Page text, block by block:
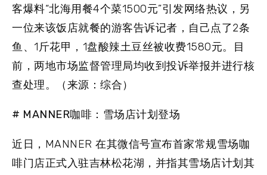
客爆料“北海用餐4个菜1500元”引发网络热议，另
一位来该饭店就餐的游客告诉记者，自己点了2条
鱼、1斤花甲，1盘酸辣土豆丝被收费1580元。目
前，两地市场监督管理局均收到投诉举报并进行核
查处理。（来源：综合）
# MANNER咖啡：雪场店计划登场
近日，MANNER 在其微信号宣布首家常规雪场咖
啡门店正式入驻吉林松花湖，并指其雪场店计划其